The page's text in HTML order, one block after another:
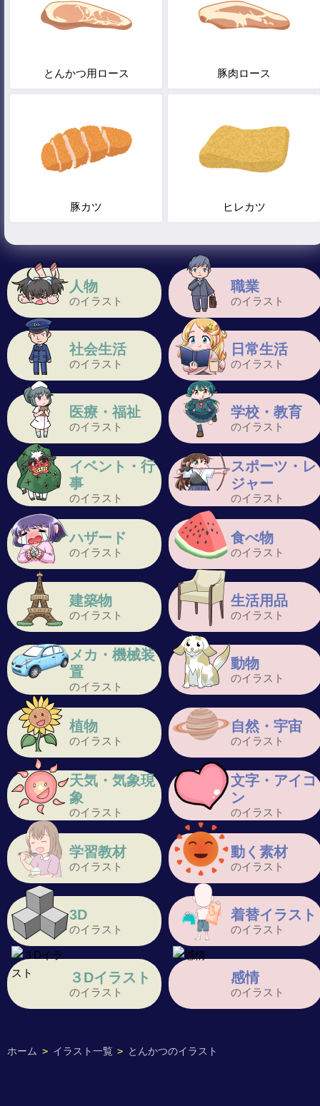
ホーム > イラスト一覧 > とんかつのイラスト
人物
のイラスト
職業
のイラスト
社会生活
のイラスト
日常生活
のイラスト
医療・福祉
のイラスト
学校・教育
のイラスト
イベント・行
事
のイラスト
スポーツ・レ
ジャー
のイラスト
ハザード
のイラスト
食べ物
のイラスト
建築物
のイラスト
生活用品
のイラスト
メカ・機械装
置
のイラスト
動物
のイラスト
植物
のイラスト
自然・宇宙
のイラスト
天気・気象現
象
のイラスト
文字・アイコ
ン
のイラスト
学習教材
のイラスト
動く素材
のイラスト
3D
のイラスト
着替イラスト
のイラスト
３Dイラスト
のイラスト
感情
のイラスト
とんかつ用ロース 豚肉ロース
豚カツ ヒレカツ